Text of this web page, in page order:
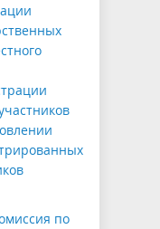
по